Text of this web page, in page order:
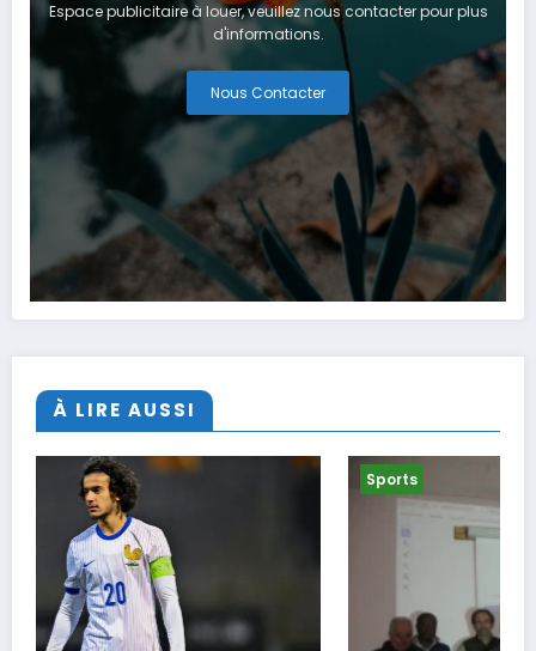
Espace publicitaire à louer, veuillez nous contacter pour plus
d'informations.
Nous Contacter
À LIRE AUSSI
Sports